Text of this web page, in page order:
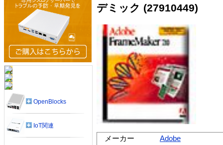
デミック (27910449)
メーカー
Adobe
OpenBlocks
IoT関連